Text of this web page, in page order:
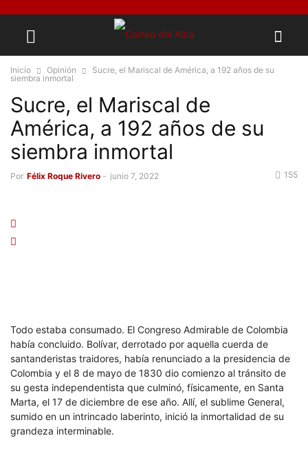
Inicio Opinión
Sucre, el Mariscal de América, a 192 años de su
siembra inmortal
Sucre, el Mariscal de
América, a 192 años de su
siembra inmortal
Por Félix Roque Rivero - junio 7, 2022 155
Todo estaba consumado. El Congreso Admirable de Colombia
había concluido. Bolívar, derrotado por aquella cuerda de
santanderistas traidores, había renunciado a la presidencia de
Colombia y el 8 de mayo de 1830 dio comienzo al tránsito de
su gesta independentista que culminó, físicamente, en Santa
Marta, el 17 de diciembre de ese año. Allí, el sublime General,
sumido en un intrincado laberinto, inició la inmortalidad de su
grandeza interminable.